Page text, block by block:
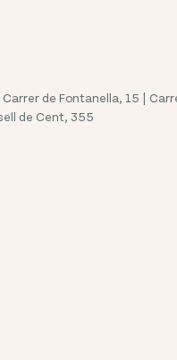
de Fontanella, 15 |
de Cent, 355